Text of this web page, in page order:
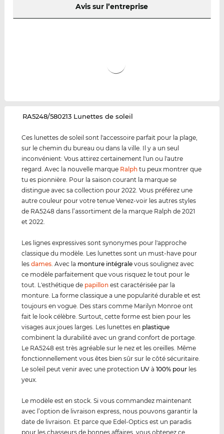
Avis sur l’entreprise
‌RA5248/580213 Lunettes de soleil
Ces lunettes de soleil sont l'accessoire parfait pour la plage,
sur le chemin du bureau ou dans la ville. Il y a un seul
inconvénient: Vous attirez certainement l'un ou l'autre
regard. Avec la nouvelle marque Ralph tu peux montrer que
tu es pionnière. Pour la saison courant la marque se
distingue avec sa collection pour 2022. Vous préférez une
autre couleur pour votre tenue Venez-voir les autres styles
de RA5248 dans l’assortiment de la marque Ralph de 2021
et 2022.
Les lignes expressives sont synonymes pour l'approche
classique du modèle. Les lunettes sont un must-have pour
lesdames. Avec la monture intégrale vous soulignez avec
ce modèle parfaitement que vous risquez le tout pour le
tout. L'esthétique de papillon est caractérisée par la
monture. La forme classique a une popularité durable et est
toujours en vogue. Des stars comme Marilyn Monroe ont
fait le look célèbre. Surtout, cette forme est bien pour les
visages aux joues larges. Les lunettes en plastique
combinent la durabilité avec un grand confort de portage.
Le RA5248 est très agréable sur le nez et les oreilles. Même
fonctionnellement vous êtes bien sûr sur le côté sécuritaire.
Le soleil peut venir avec une protection UV à100% pour les
yeux.
Le modèle est en stock. Si vous commandez maintenant
avec l’option de livraison express, nous pouvons garantir la
date de livraison. Et parce que Edel-Optics est un paradis
pour les chasseurs de bonnes affaires, vous obtenez ce